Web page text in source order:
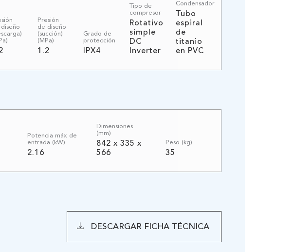
Presión
de diseño
(succión)
(MPa)
1.2
Grado de
protección
IPX4
Tipo de
compresor
Rotativo
simple
DC
Inverter
Condensador
Tubo
espiral
de
titanio
en PVC
Potencia máx de
entrada (kW)
2.16
Dimensiones
(mm)
842 x 335 x
566
Peso (kg)
35
DESCARGAR FICHA TÉCNICA